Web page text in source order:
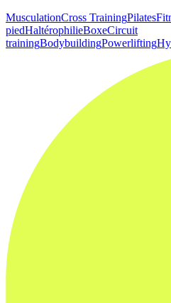
MusculationCross TrainingPilates
piedHaltérophilieBoxeCircuit
trainingBodybuildingPowerlifting